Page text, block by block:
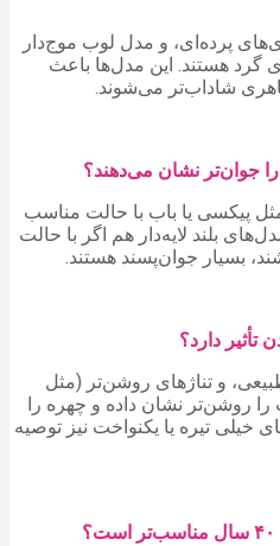
پرده‌ای، و مدل لوب موج‌دار
گرد هستند. این مدل‌ها باعث
شاداب‌تر می‌شوند.
پیکسی یا باب با حالت مناسب
بلند لایه‌دار هم اگر با حالت
بسیار جوان‌پسند هستند.
و تناژهای روشن‌تر (مثل
روشن‌تر نشان داده و چهره را
خیلی تیره یا یکنواخت نیز توصیه